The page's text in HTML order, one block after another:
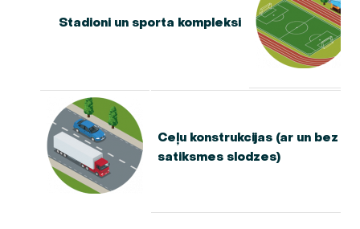
Stadioni un sporta kompleksi
Ceļu konstrukcijas (ar un bez
satiksmes slodzes)